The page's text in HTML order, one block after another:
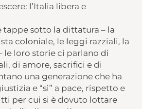
l’Italia libera e
tappe sotto la dittatura – la
coloniale, le leggi razziali, la
le loro storie ci parlano di
di amore, sacrifici e di
una generazione che ha
e “sì” a pace, rispetto e
per cui si è dovuto lottare